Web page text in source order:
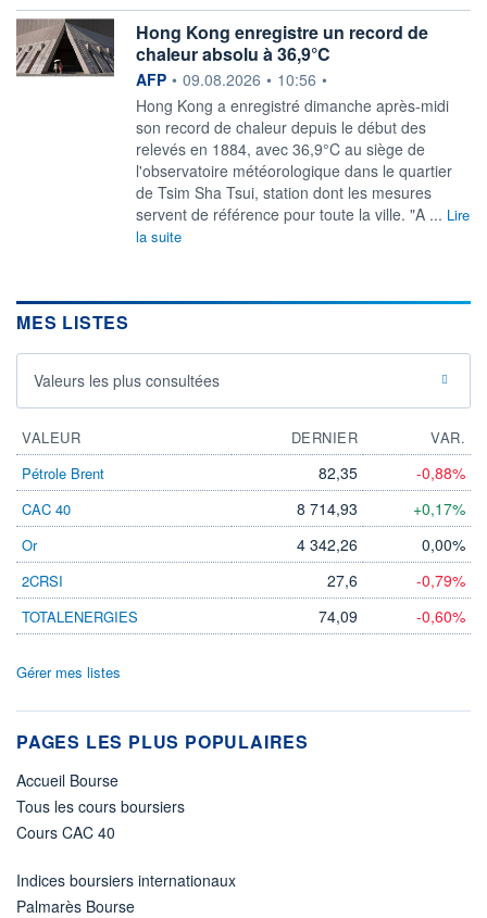
Hong Kong enregistre un record de
chaleur absolu à 36,9°C
information fournie par
AFP • 09.08.2026 • 10:56 •
Hong Kong a enregistré dimanche après-midi
son record de chaleur depuis le début des
relevés en 1884, avec 36,9°C au siège de
l'observatoire météorologique dans le quartier
de Tsim Sha Tsui, station dont les mesures
servent de référence pour toute la ville. "A ... Lire
la suite
MES LISTES
Valeurs les plus consultées
VALEUR DERNIER
VAR.
Pétrole Brent
82,35 -0,88%
CAC 40 8 714,93 +0,17%
Or 4 342,26 0,00%
2CRSI 27,6 -0,79%
TOTALENERGIES 74,09 -0,60%
Gérer mes listes
PAGES LES PLUS POPULAIRES
Accueil Bourse
Tous les cours boursiers
Cours CAC 40
Indices boursiers internationaux
Palmarès Bourse